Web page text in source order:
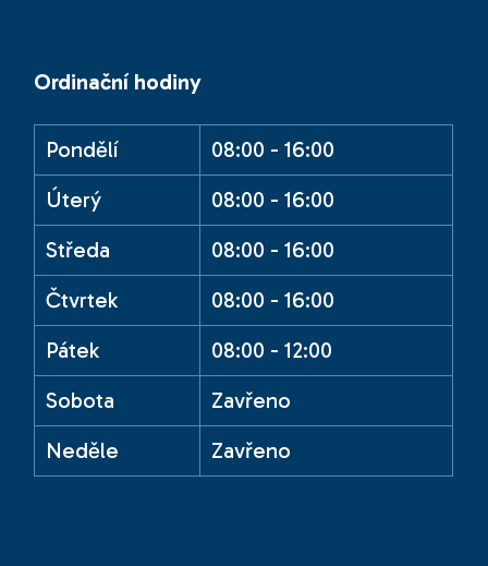
Ordinační hodiny
Pondělí
08:00 - 16:00
Úterý
08:00 - 16:00
Středa
08:00 - 16:00
Čtvrtek
08:00 - 16:00
Pátek
08:00 - 12:00
Sobota
Zavřeno
Neděle
Zavřeno